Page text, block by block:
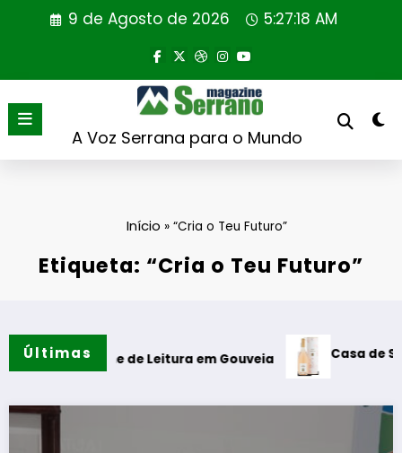
9 de Agosto de 2026 5:27:19 AM
A Voz Serrana para o Mundo
Início »“Cria o Teu Futuro”
Etiqueta: “Cria o Teu Futuro”
Últimas
Cabine de Leitura em Gouveia Casa de Santar